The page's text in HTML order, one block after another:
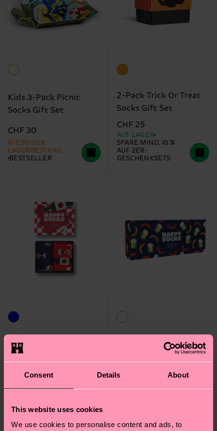
Consent Details About
This website uses cookies
We use cookies to personalise content and ads, to
Kids 3-Pack Picnic
Socks Gift Set
CHF 30
NIEDRIGER
LAGERBESTAND
BESTSELLER
2-Pack Trick Or Treat
Socks Gift Set
CHF 25
AUF LAGER
SPARE MIND. 10 %
AUF 2ER-
GESCHENKSETS
2-Pack Wine Socks Gift
Set
CHF 25
SPARE MIND. 10 %
GESCHENKSETS
4-Pack Food Socks Gift
CHF 50
SPARE MIND. 20 %